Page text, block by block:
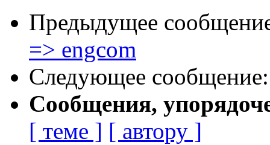
Предыдущее
=> engcom
Следующее
Сообщения,
[ теме ] [ автору ]